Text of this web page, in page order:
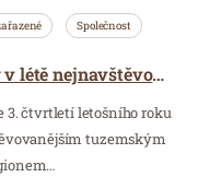
Společnost
Jižní Čechy byly v létě nejnavštěvovanějším tuzemským regionem
3. čtvrtletí letošního roku
tuzemským